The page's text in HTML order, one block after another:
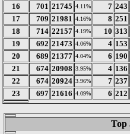
16 701 21745 4.11% 7 243
17
709 21981 4.16% 8 251
18
714 22157 4.19% 10 313
19
692 21473 4.06% 4 153
20
689 21377 4.04% 6 190
21
674 20908 3.95% 4 136
22
674 20924 3.96% 7 237
23
697 21616 4.09% 6 212
Top